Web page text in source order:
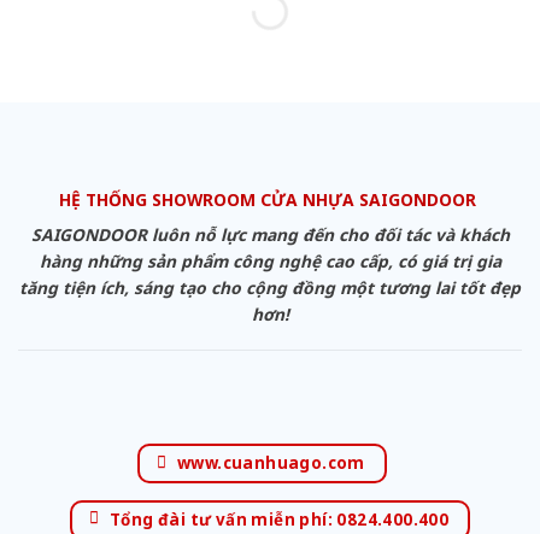
HỆ THỐNG SHOWROOM CỬA NHỰA SAIGONDOOR
SAIGONDOOR luôn nỗ lực mang đến cho đối tác và khách
hàng những sản phẩm công nghệ cao cấp, có giá trị gia
tăng tiện ích, sáng tạo cho cộng đồng một tương lai tốt đẹp
hơn!
www.cuanhuago.com
Tổng đài tư vấn miễn phí: 0824.400.400